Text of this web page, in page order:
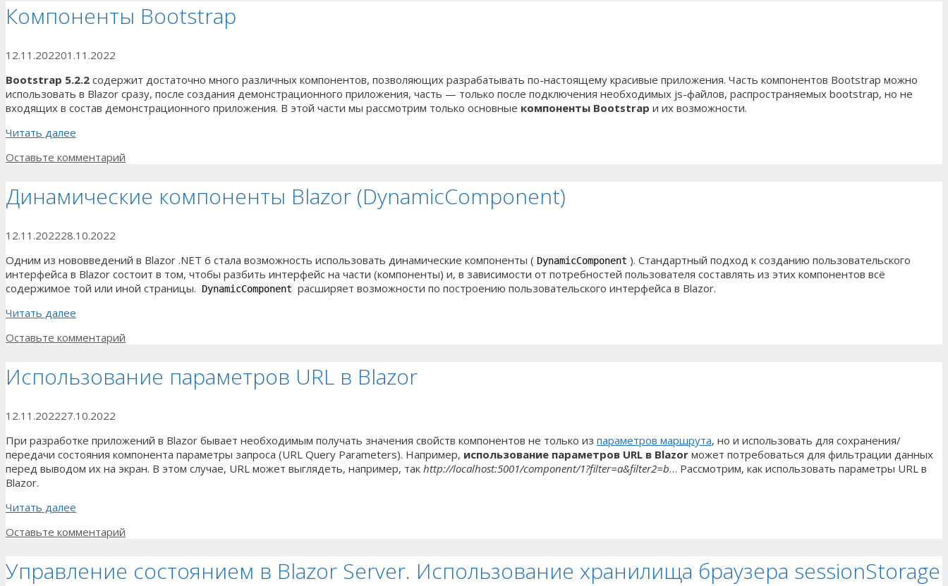
Компоненты Bootstrap
12.11.202201.11.2022
Bootstrap 5.2.2 содержит достаточно много различных компонентов, позволяющих разрабатывать по-настоящему красивые приложения. Часть компонентов Bootstrap можно
использовать в Blazor сразу, после создания демонстрационного приложения, часть — только после подключения необходимых js-файлов, распространяемых bootstrap, но не
входящих в состав демонстрационного приложения. В этой части мы рассмотрим только основные компоненты Bootstrap и их возможности.
Читать далее
Оставьте комментарий
Динамические компоненты Blazor (DynamicComponent)
12.11.202228.10.2022
Одним из нововведений в Blazor .NET 6 стала возможность использовать динамические компоненты ( DynamicComponent ). Стандартный подход к созданию пользовательского
интерфейса в Blazor состоит в том, чтобы разбить интерфейс на части (компоненты) и, в зависимости от потребностей пользователя составлять из этих компонентов всё
содержимое той или иной страницы.
DynamicComponent расширяет возможности по построению пользовательского интерфейса в Blazor.
Читать далее
Оставьте комментарий
Использование параметров URL в Blazor
12.11.202227.10.2022
При разработке приложений в Blazor бывает необходимым получать значения свойств компонентов не только из параметров маршрута, но и использовать для сохранения/
передачи состояния компонента параметры запроса (URL Query Parameters). Например, использование параметров URL в Blazor может потребоваться для фильтрации данных
перед выводом их на экран. В этом случае, URL может выглядеть, например, так http://localhost:5001/component/1?filter=a&filter2=b… Рассмотрим, как использовать параметры URL в
Blazor.
Читать далее
Оставьте комментарий
Управление состоянием в Blazor Server. Использование хранилища браузера sessionStorage